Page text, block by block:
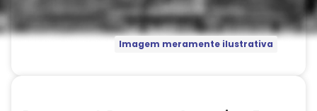
Imagem meramente ilustrativa